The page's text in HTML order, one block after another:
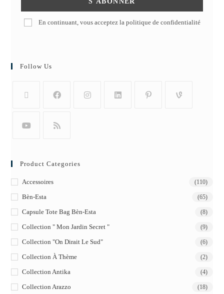
En continuant, vous acceptez la politique de confidentialité
Follow Us
Product Categories
Accessoires (110)
Bèn-Esta (65)
Capsule Tote Bag Bèn-Esta (8)
Collection " Mon Jardin Secret " (9)
Collection "On Dirait Le Sud" (6)
Collection À Thème (2)
Collection Antika (4)
Collection Arazzo (18)